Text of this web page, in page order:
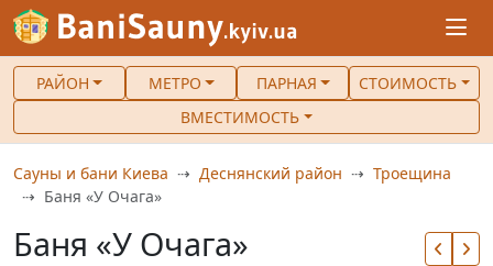
РАЙОН МЕТРО ПАРНАЯ
СТОИМОСТЬ
ВМЕСТИМОСТЬ
Сауны и бани Киева Деснянский район
Троещина
Баня «У Очага»
Баня «У Очага»